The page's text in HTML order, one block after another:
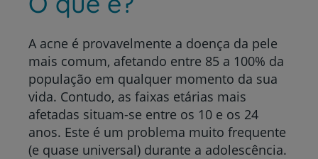
A acne é provavelmente a doença da pele
mais comum, afetando entre 85 a 100% da
população em qualquer momento da sua
vida. Contudo, as faixas etárias mais
afetadas situam-se entre os 10 e os 24
anos. Este é um problema muito frequente
(e quase universal) durante a adolescência.